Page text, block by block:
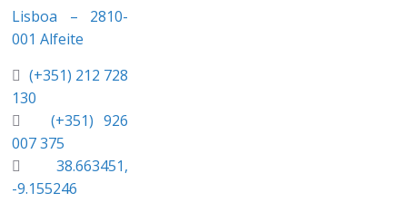
Lisboa – 2810-
001 Alfeite
(+351) 212 728
130
(+351) 926
007 375
38.663451,
-9.155246